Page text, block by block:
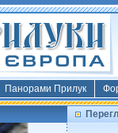
Панорами Прилук